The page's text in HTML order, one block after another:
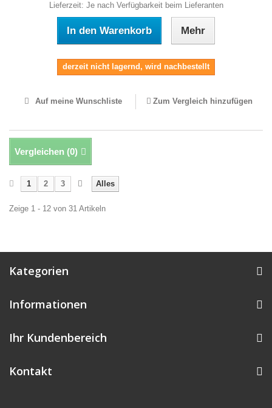
Lieferzeit: Je nach Verfügbarkeit beim Lieferanten
In den Warenkorb Mehr
derzeit nicht lagernd, wird nachbestellt
Auf meine Wunschliste Zum Vergleich hinzufügen
Vergleichen (0)
Alles
1 2 3
Zeige 1 - 12 von 31 Artikeln
Kategorien
Informationen
Ihr Kundenbereich
Kontakt